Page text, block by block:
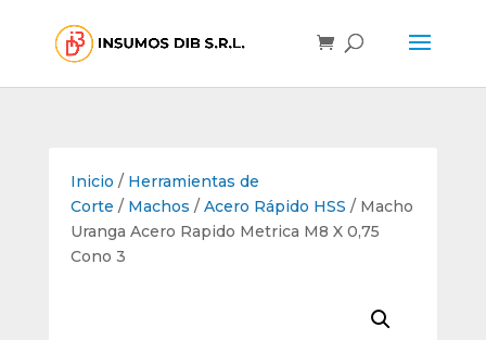
Inicio / Herramientas de
Corte / Machos / Acero Rápido HSS / Macho
Uranga Acero Rapido Metrica M8 X 0,75
Cono 3